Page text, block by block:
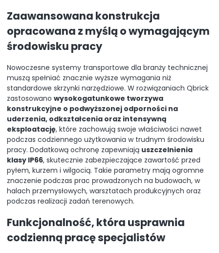
Zaawansowana konstrukcja
opracowana z myślą o wymagającym
środowisku pracy
Nowoczesne systemy transportowe dla branży technicznej
muszą spełniać znacznie wyższe wymagania niż
standardowe skrzynki narzędziowe. W rozwiązaniach Qbrick
zastosowano wysokogatunkowe tworzywa
konstrukcyjne o podwyższonej odporności na
uderzenia, odkształcenia oraz intensywną
eksploatację, które zachowują swoje właściwości nawet
podczas codziennego użytkowania w trudnym środowisku
pracy. Dodatkową ochronę zapewniają uszczelnienia
klasy IP66, skutecznie zabezpieczające zawartość przed
pyłem, kurzem i wilgocią. Takie parametry mają ogromne
znaczenie podczas prac prowadzonych na budowach, w
halach przemysłowych, warsztatach produkcyjnych oraz
podczas realizacji zadań terenowych.
Funkcjonalność, która usprawnia
codzienną pracę specjalistów